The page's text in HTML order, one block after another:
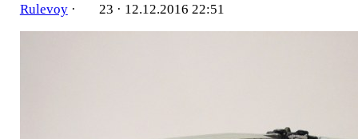
Rulevoy· 23 · 12.12.2016 22:51